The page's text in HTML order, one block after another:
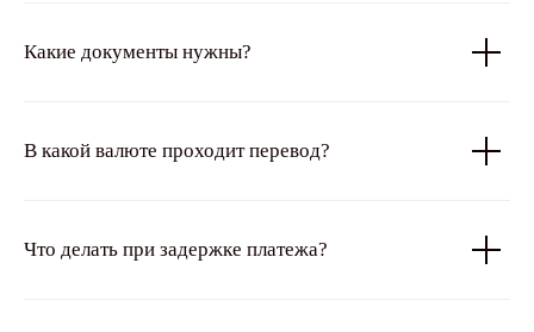
Какие документы нужны?
В какой валюте проходит перевод?
Что делать при задержке платежа?